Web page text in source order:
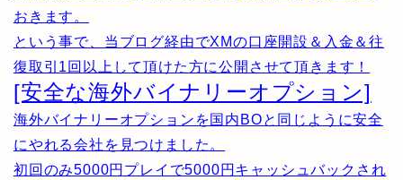
おきます。
という事で、当ブログ経由でXMの口座開設＆入金＆往
復取引1回以上して頂けた方に公開させて頂きます！
[安全な海外バイナリーオプション]
海外バイナリーオプションを国内BOと同じように安全
にやれる会社を見つけました。
初回のみ5000円プレイで5000円キャッシュバックされ